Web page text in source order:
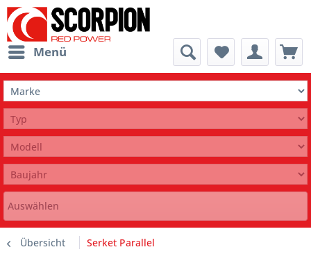
Menü
Auswählen
Übersicht Serket Parallel